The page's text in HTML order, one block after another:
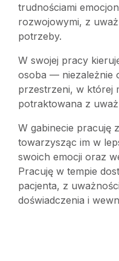
trudnościami
rozwojowymi, z
potrzeby.
W swojej pracy
osoba — niezależnie
przestrzeni, w której
potraktowana z
W gabinecie pracuję
towarzysząc im w
swoich emocji oraz
Pracuję w tempie
pacjenta, z
doświadczenia i